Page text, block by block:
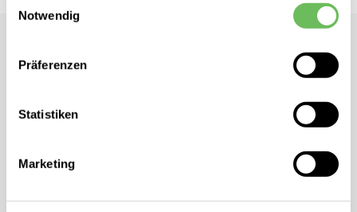
Notwendig
Präferenzen
Statistiken
Marketing
Herren Shorts
Elastischer Bund